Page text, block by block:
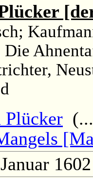
Die
1602